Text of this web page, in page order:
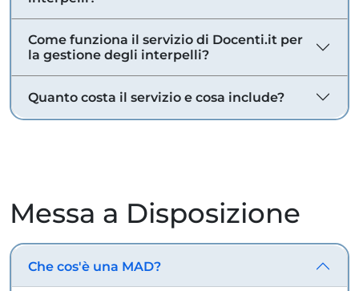
Come funziona il servizio di Docenti.it per
la gestione degli interpelli?
Quanto costa il servizio e cosa include?
Messa a Disposizione
Che cos'è una MAD?